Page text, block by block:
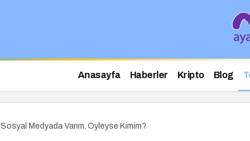
Anasayfa Haberler Kripto Blog
Sosyal Medyada Varım, Öyleyse Kimim?